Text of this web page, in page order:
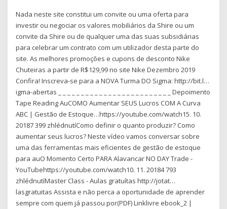
Nada neste site constitui um convite ou uma oferta para
investir ou negociar os valores mobiliários da Shire ou um
convite da Shire ou de qualquer uma das suas subsidiárias
para celebrar um contrato com um utilizador desta parte do
site. As melhores promoções e cupons de desconto Nike
Chuteiras a partir de R$129,99 no site Nike Dezembro 2019
Confira! Inscreva-se para a NOVA Turma DO Sigma: http://bit.l…
igma-abertas _ _ _ _ _ _ _ _ _ _ _ _ _ _ _ _ _ _ _ _ _ _ _ _ _ Depoimento
Tape Reading AuCOMO Aumentar SEUS Lucros COM A Curva
ABC | Gestão de Estoque…https://youtube.com/watch15. 10.
20187 399 zhlédnutíComo definir o quanto produzir? Como
aumentar seus lucros? Neste vídeo vamos conversar sobre
uma das ferramentas mais eficientes de gestão de estoque
para auO Momento Certo PARA Alavancar NO DAY Trade -
YouTubehttps://youtube.com/watch10. 11. 20184 793
zhlédnutíMaster Class - Aulas gratuítas http://jotat…
lasgratuitas Assista e não perca a oportunidade de aprender
sempre com quem já passou por(PDF) Linklivre ebook_2 |